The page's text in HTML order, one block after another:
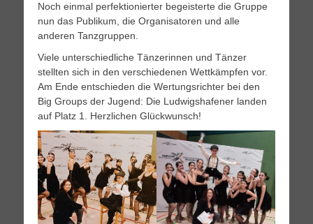
Noch einmal perfektionierter begeisterte die Gruppe
nun das Publikum, die Organisatoren und alle
anderen Tanzgruppen.
Viele unterschiedliche Tänzerinnen und Tänzer
stellten sich in den verschiedenen Wettkämpfen vor.
Am Ende entschieden die Wertungsrichter bei den
Big Groups der Jugend: Die Ludwigshafener landen
auf Platz 1. Herzlichen Glückwunsch!